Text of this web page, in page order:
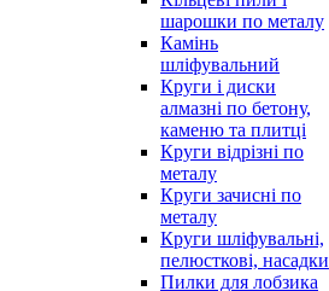
шарошки по металу
Камінь
шліфувальний
Круги і диски
алмазні по бетону,
каменю та плитці
Круги відрізні по
металу
Круги зачисні по
металу
Круги шліфувальні,
пелюсткові, насадки
Пилки для лобзика